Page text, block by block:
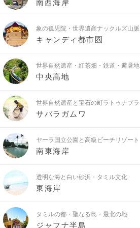
象の孤児院・世界遺産ナックルズ山脈
キャンディ都市圏
世界自然遺産・紅茶畑・鉄道・避暑地
中央高地
世界自然遺産と宝石の町ラトゥナプラ
サバラガムワ
ヤーラ国立公園と高級ビーチリゾート
南東海岸
透明な海と白い砂浜・タミル文化
東海岸
タミルの都・聖なる島・最北の地
ジャフナ半島